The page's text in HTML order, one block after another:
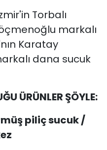
Torbalı
markalı
Karatay
dana sucuk
ÜRÜNLER ŞÖYLE:
piliç sucuk /